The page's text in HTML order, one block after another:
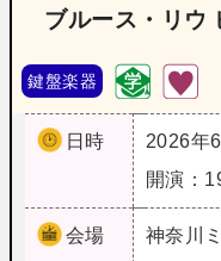
ブルース・リウ
鍵盤楽器
日時
2026年
開演：
会場 神奈川